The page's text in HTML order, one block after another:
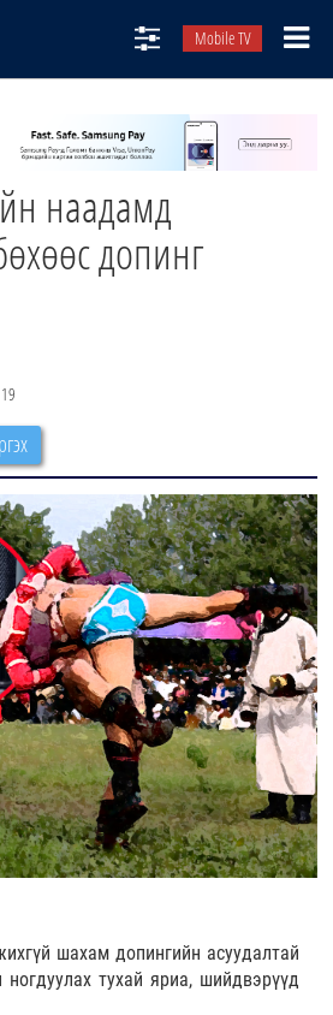
Mobile TV
наадамд
допинг
шахам допингийн асуудалтай
ногдуулах тухай яриа, шийдвэрүүд